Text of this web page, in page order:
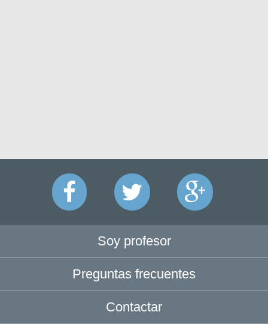
Soy profesor
Preguntas frecuentes
Contactar